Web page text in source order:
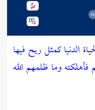
الدنيا كمثل ريح فيها
وما ظلمهم الله